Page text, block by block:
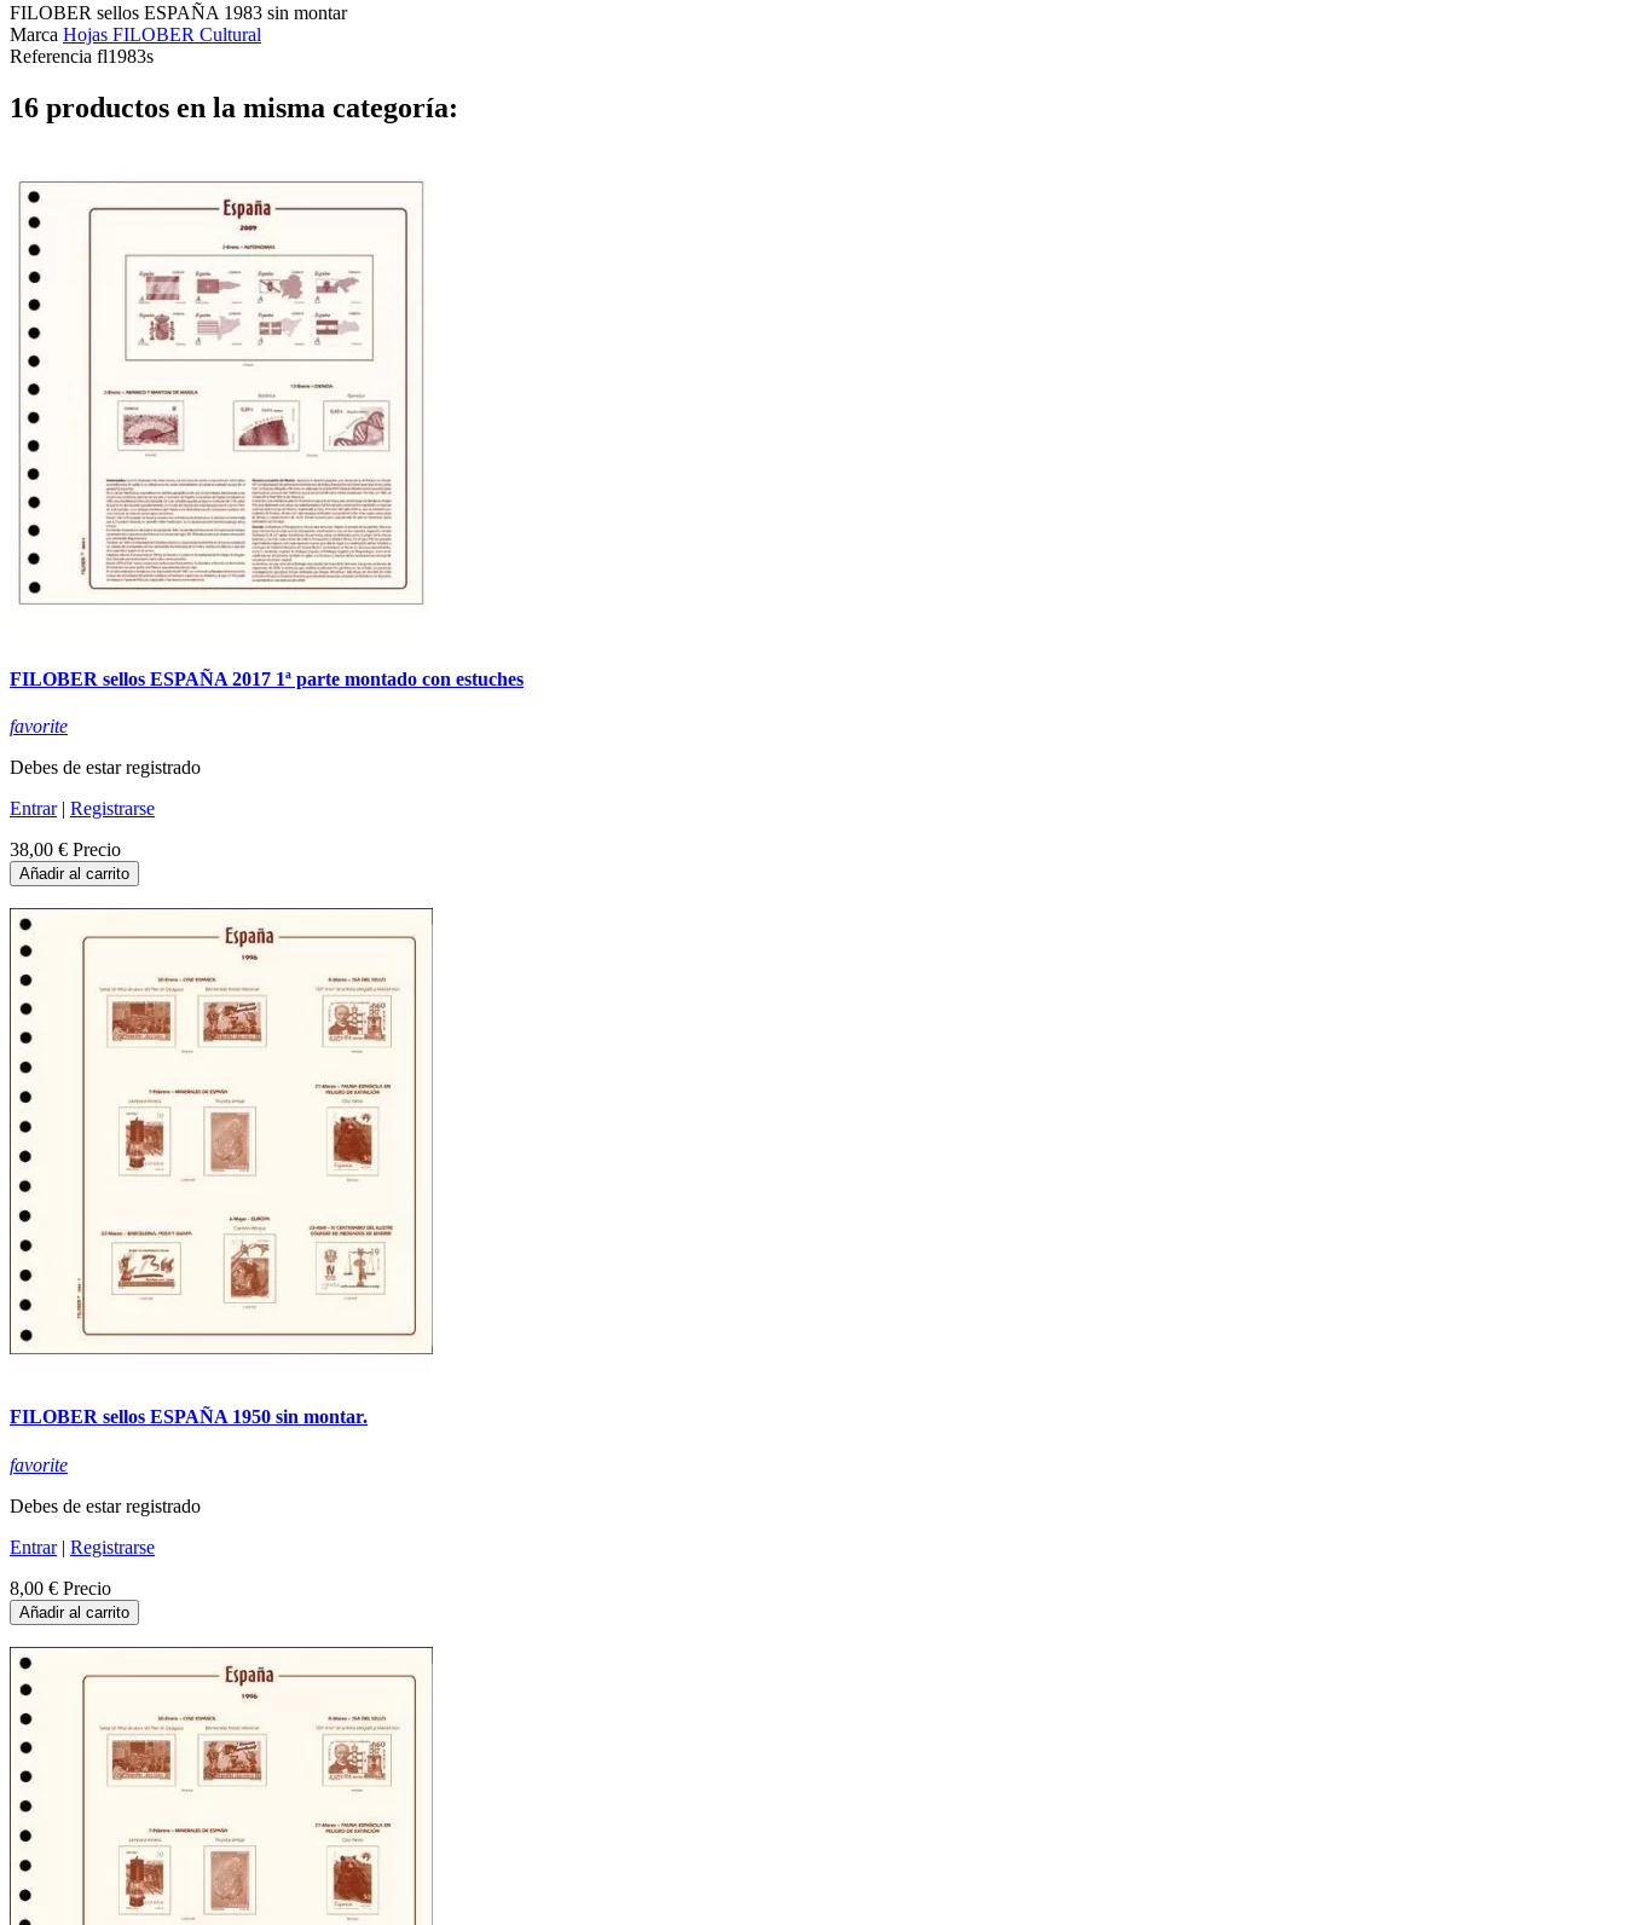
FILOBER sellos ESPAÑA 1983 sin montar
Marca Hojas FILOBER Cultural
Referencia fl1983s
16 productos en la misma categoría:
FILOBER sellos ESPAÑA 2017 1ª parte montado con estuches
favorite
Debes de estar registrado
Entrar| Registrarse
38,00 € Precio
Añadir al carrito
FILOBER sellos ESPAÑA 1950 sin montar.
favorite
Debes de estar registrado
Entrar| Registrarse
8,00 € Precio
Añadir al carrito